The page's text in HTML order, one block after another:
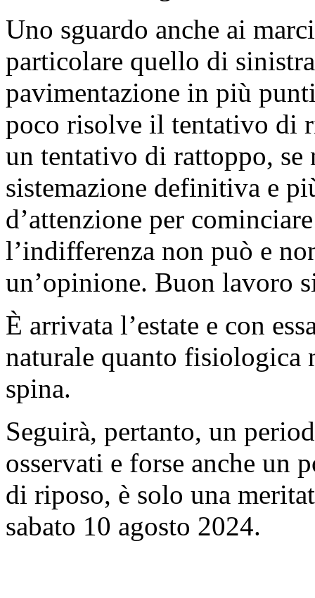
Uno sguardo anche ai
particolare quello di
pavimentazione in più
poco risolve il tentativo di
un tentativo di rattoppo, se
sistemazione definitiva e
d’attenzione per
l’indifferenza non può e
un’opinione. Buon lavoro
È arrivata l’estate e con
naturale quanto fisiologica
spina.
Seguirà, pertanto, un
osservati e forse anche un
di riposo, è solo una
sabato 10 agosto 2024.